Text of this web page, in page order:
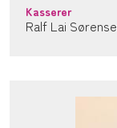
Kasserer
Ralf Lai